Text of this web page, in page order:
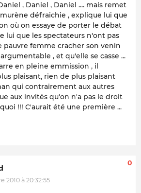
, Daniel , Daniel .... mais remet
murène défraichie , explique lui que
où on essaye de porter le débat
lui que les spectateurs n'ont pas
pauvre femme cracher son venin
, et qu'elle se casse ...
en pleine emmission , il
plaisant, rien de plus plaisant
qui contrairement aux autres
aux invités qu'on n'a pas le droit
!!! C'aurait été une première ...
2010 à 20:32:55
0